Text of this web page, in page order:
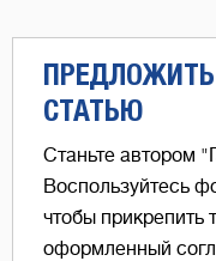
СТАТЬЮ
Станьте автором
Воспользуйтесь
чтобы прикрепить
оформленный